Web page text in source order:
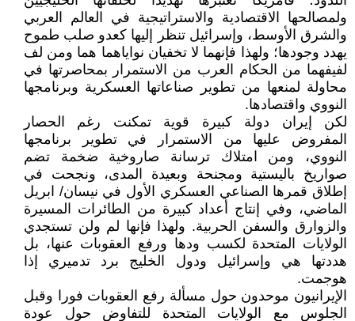
ولمصالحها الاقتصادية والاستراتيجية في العالم العربي
والشرق الأوسط، وإسرائيل تنظر إليها كعدو صلب طموح
يهدد وجودها؛ ولهذا فإنهما لا تخفيان نواياهما هما ومن لف
لفيفهما من الحكام العرب من الاستمرار بمحاصرتها في
محاولة لمنعها من تطوير صناعاتها العسكرية وبرنامجها
النووي واقتصادها.
لكن إيران دولة كبيرة قوية تمكنت رغم الحصار
المفروض عليها من الاستمرار في تطوير برنامجها
النووي، ومن امتلاك ترسانة صاروخية ضخمة تضم
صواريخ باليستية ومجنحة وبعيدة المدى، ونجحت في
إطلاق قمرها الصناعي العسكري الأول في نيسان/ ابريل
الماضي، وفي إنتاج أعداد كبيرة من الطائرات المسيرة
والزوارق والسفن الحربية. ولهذا فإنها لم ولن تستجدي
الولايات المتحدة لكسب ودها ورفع العقوبات عنها، بل
هددتها هي وإسرائيل ودول الخليج برد تدميري إذا
هوجمت.
الإيرانيون موحدون حول مسألة رفع العقوبات فورا وقبل
الجلوس مع الولايات المتحدة للتفاوض حول عودة